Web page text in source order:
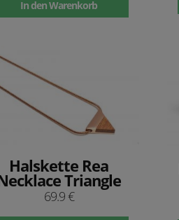
In den Warenkorb
Halskette Rea
Triangle
69.9 €